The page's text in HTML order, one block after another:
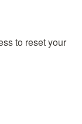
to reset your